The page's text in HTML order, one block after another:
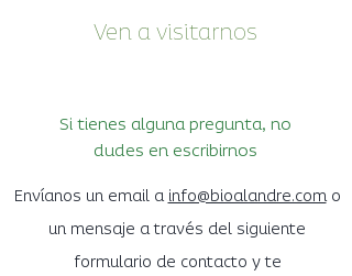
Ven a visitarnos
Si tienes alguna pregunta, no
dudes en escribirnos
Envíanos un email ainfo@bioalandre.com o
un mensaje a través del siguiente
formulario de contacto y te